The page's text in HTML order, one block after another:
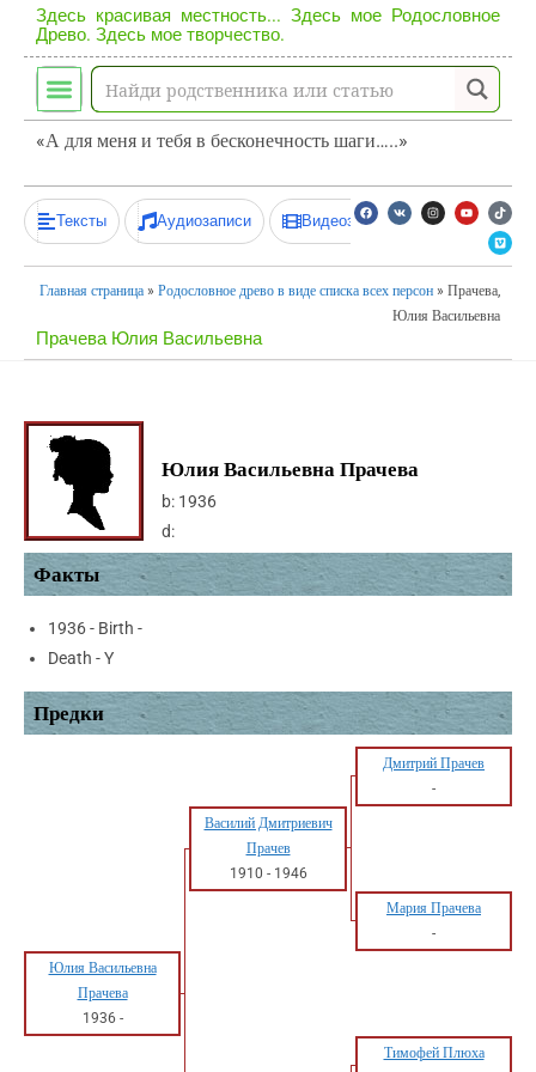
Здесь красивая местность... Здесь мое Родословное
Древо. Здесь мое творчество.
«А для меня и тебя в бесконечность шаги…..»
Тексты Аудиозаписи Видеозаписи
Главная страница » Родословное древо в виде списка всех персон » Прачева,
Юлия Васильевна
Прачева Юлия Васильевна
Юлия Васильевна Прачева
b: 1936
d:
Факты
1936 - Birth -
Death - Y
Предки
Дмитрий Прачев
-
Василий Дмитриевич
Прачев
1910 - 1946
Мария Прачева
-
Юлия Васильевна
Прачева
1936 -
Тимофей Плюха